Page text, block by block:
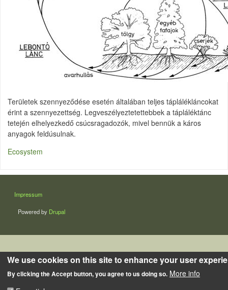
Területek szennyeződése esetén általában teljes táplálékláncokat
érint a szennyezettség. Legveszélyeztetettebbek a tápláléktánc
tetején elhelyezkedő csúcsragadozók, mivel bennük a káros
anyagok feldúsulnak.
Ecosystem
LÁBLÉC
Impressum
Powered by Drupal
We use cookies on this site to enhance your user
By clicking the Accept button, you agree to us doing so. More info